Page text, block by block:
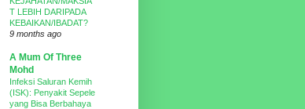
T LEBIH DARIPADA
KEBAIKAN/IBADAT?
9 months ago
A Mum Of Three
Mohd
Infeksi Saluran Kemih
(ISK): Penyakit Sepele
yang Bisa Berbahaya